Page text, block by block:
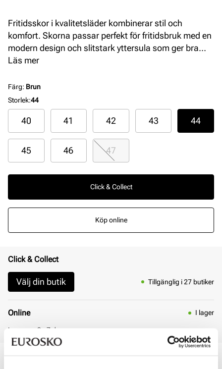
Fritidsskor i kvalitetsläder kombinerar stil och
komfort. Skorna passar perfekt för fritidsbruk med en
modern design och slitstark yttersula som ger bra
grepp. En mångsidig sko för aktiva män som önskar
Läs mer
Färg: Brun
Storlek:44
40 41 42 43 44
45 46 47
Click & Collect
Köp online
Click & Collect
Välj din butik Tillgänglig i 27 butiker
Online I lager
Leverans 3 - 7 dagar